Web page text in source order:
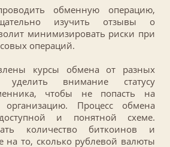
обменную операцию,
изучить отзывы о
минимизировать риски при
операций.
курсы обмена от разных
внимание статусу
чтобы не попасть на
организацию. Процесс обмена
и понятной схеме.
количество биткоинов и
на то, сколько рублевой валюты